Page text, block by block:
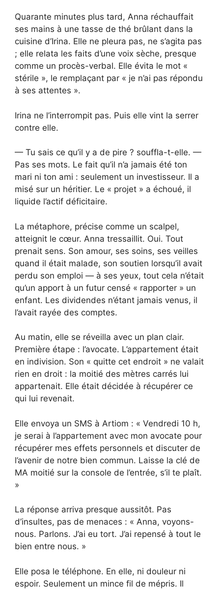
Quarante minutes plus tard, Anna réchauffait
ses mains à une tasse de thé brûlant dans la
cuisine d’Irina. Elle ne pleura pas, ne s’agita pas
; elle relata les faits d’une voix sèche, presque
comme un procès-verbal. Elle évita le mot «
stérile », le remplaçant par « je n’ai pas répondu
à ses attentes ».
Irina ne l’interrompit pas. Puis elle vint la serrer
contre elle.
— Tu sais ce qu’il y a de pire ? souffla-t-elle. —
Pas ses mots. Le fait qu’il n’a jamais été ton
mari ni ton ami : seulement un investisseur. Il a
misé sur un héritier. Le « projet » a échoué, il
liquide l’actif déficitaire.
La métaphore, précise comme un scalpel,
atteignit le cœur. Anna tressaillit. Oui. Tout
prenait sens. Son amour, ses soins, ses veilles
quand il était malade, son soutien lorsqu’il avait
perdu son emploi — à ses yeux, tout cela n’était
qu’un apport à un futur censé « rapporter » un
enfant. Les dividendes n’étant jamais venus, il
l’avait rayée des comptes.
Au matin, elle se réveilla avec un plan clair.
Première étape : l’avocate. L’appartement était
en indivision. Son « quitte cet endroit » ne valait
rien en droit : la moitié des mètres carrés lui
appartenait. Elle était décidée à récupérer ce
qui lui revenait.
Elle envoya un SMS à Artiom : « Vendredi 10 h,
je serai à l’appartement avec mon avocate pour
récupérer mes effets personnels et discuter de
l’avenir de notre bien commun. Laisse la clé de
MA moitié sur la console de l’entrée, s’il te plaît.
»
La réponse arriva presque aussitôt. Pas
d’insultes, pas de menaces : « Anna, voyons-
nous. Parlons. J’ai eu tort. J’ai repensé à tout le
bien entre nous. »
Elle posa le téléphone. En elle, ni douleur ni
espoir. Seulement un mince fil de mépris. Il